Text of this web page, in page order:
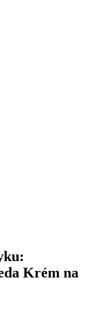
Krém na